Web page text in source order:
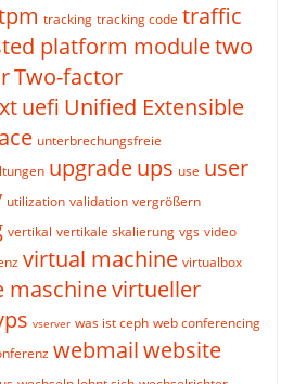
tracking tracking code traffic
platform moduletwo
Two-factor
uefi Unified Extensible
unterbrechungsfreie
upgradeups use user
utilization validation vergrößern
vertikal vertikale skalierung vgs video
virtual machine virtualbox
maschinevirtueller
vserver was ist ceph web conferencing
webmailwebsite